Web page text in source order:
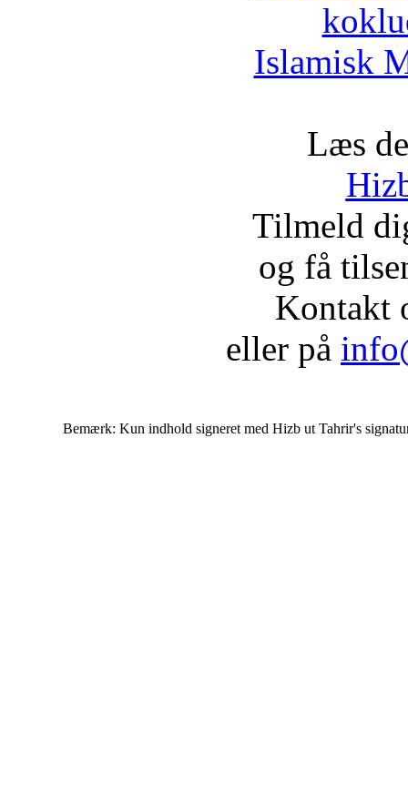
Islamisk
Læs
Tilmeld
og få
Kontakt
eller på
Bemærk: Kun indhold signeret med Hizb ut Tahrir's